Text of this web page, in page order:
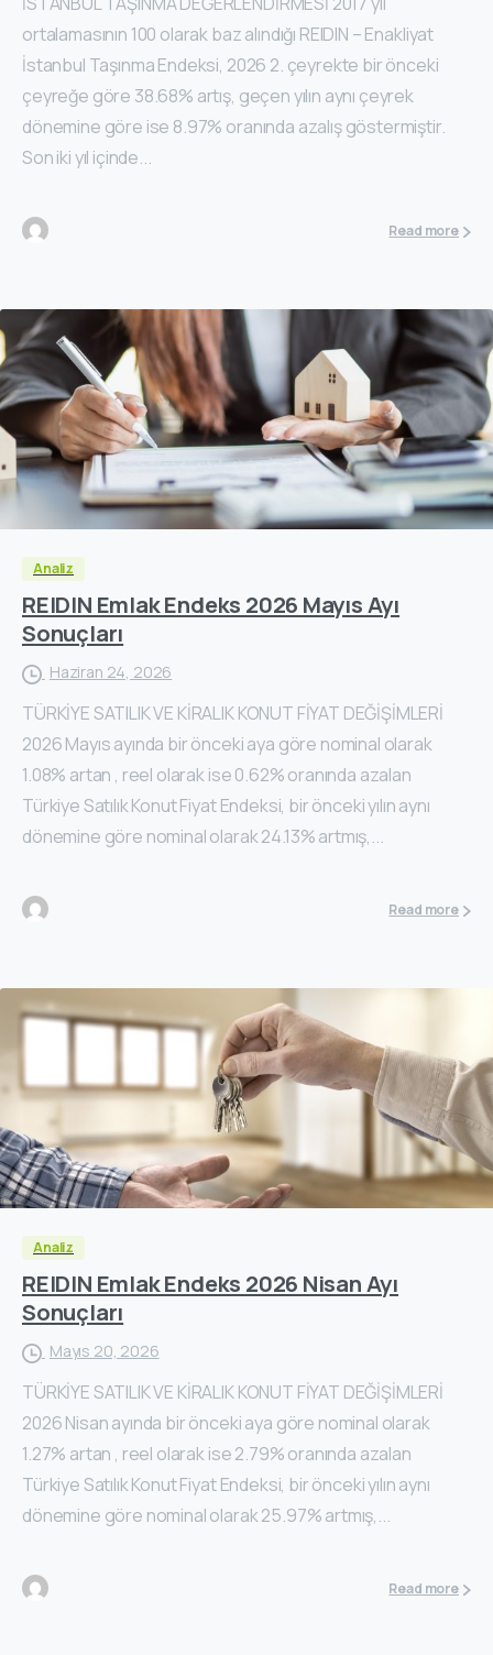
ortalamasının 100 olarak baz alındığı REIDIN – Enakliyat
İstanbul Taşınma Endeksi, 2026 2. çeyrekte bir önceki
çeyreğe göre 38.68% artış, geçen yılın aynı çeyrek
dönemine göre ise 8.97% oranında azalış göstermiştir.
Son iki yıl içinde...
Read more
Analiz
REIDIN Emlak Endeks 2026 Mayıs Ayı
Sonuçları
Haziran 24, 2026
TÜRKİYE SATILIK VE KİRALIK KONUT FİYAT DEĞİŞİMLERİ
2026 Mayıs ayında bir önceki aya göre nominal olarak
1.08% artan , reel olarak ise 0.62% oranında azalan
Türkiye Satılık Konut Fiyat Endeksi, bir önceki yılın aynı
dönemine göre nominal olarak 24.13% artmış,...
Read more
Analiz
REIDIN Emlak Endeks 2026 Nisan Ayı
Sonuçları
Mayıs 20, 2026
TÜRKİYE SATILIK VE KİRALIK KONUT FİYAT DEĞİŞİMLERİ
2026 Nisan ayında bir önceki aya göre nominal olarak
1.27% artan , reel olarak ise 2.79% oranında azalan
Türkiye Satılık Konut Fiyat Endeksi, bir önceki yılın aynı
dönemine göre nominal olarak 25.97% artmış,...
Read more